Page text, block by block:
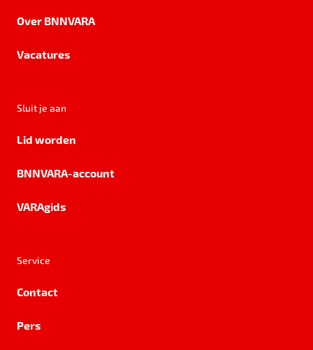
Over BNNVARA
Vacatures
Sluit je aan
Lid worden
BNNVARA-account
VARAgids
Service
Contact
Pers